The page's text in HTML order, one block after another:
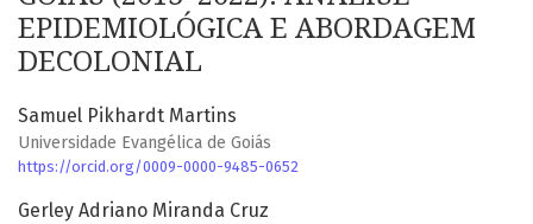
EPIDEMIOLÓGICA E ABORDAGEM
DECOLONIAL
Samuel Pikhardt Martins
Universidade Evangélica de Goiás
https://orcid.org/0009-0000-9485-0652
Gerley Adriano Miranda Cruz